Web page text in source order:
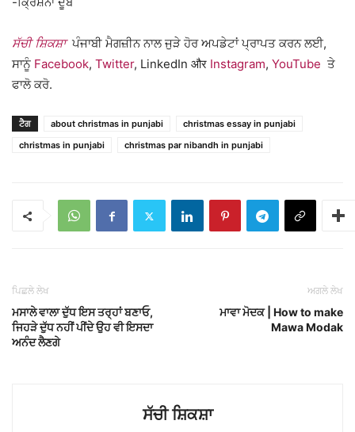
ਸੱਚੀ ਸ਼ਿਕਸ਼ਾ ਪੰਜਾਬੀ ਮੈਗਜ਼ੀਨ ਨਾਲ ਜੁੜੇ ਹੋਰ ਅਪਡੇਟਾਂ ਪ੍ਰਾਪਤ ਕਰਨ ਲਈ,
ਸਾਨੂੰ Facebook, Twitter, LinkedIn और Instagram, YouTube ਤੇ
ਫਾਲੋ ਕਰੋ.
ਟੈਗ about christmas in punjabi
christmas essay in punjabi
christmas in punjabi
christmas par nibandh in punjabi
ਪਿਛਲੇ ਲੇਖ
ਮਸਾਲੇ ਵਾਲਾ ਦੁੱਧ ਇਸ ਤਰ੍ਹਾਂ ਬਣਾਓ,
ਜਿਹੜੇ ਦੁੱਧ ਨਹੀਂ ਪੀਂਦੇ ਉਹ ਵੀ ਇਸਦਾ
ਅਨੰਦ ਲੈਣਗੇ
ਅਗਲੇ ਲੇਖ
ਮਾਵਾ ਮੋਦਕ | How to make
Mawa Modak
ਸੱਚੀ ਸ਼ਿਕਸ਼ਾ